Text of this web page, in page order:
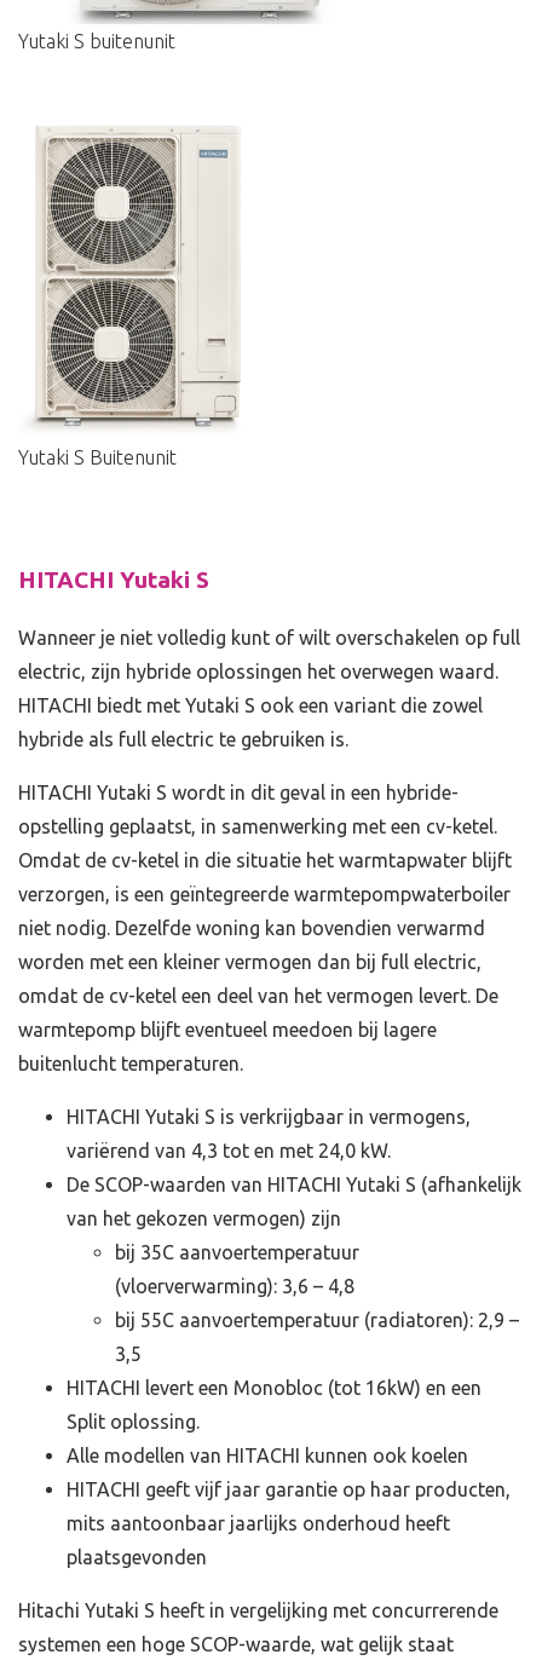
Yutaki S buitenunit
Yutaki S Buitenunit
HITACHI Yutaki S
Wanneer je niet volledig kunt of wilt overschakelen op full
electric, zijn hybride oplossingen het overwegen waard.
HITACHI biedt met Yutaki S ook een variant die zowel
hybride als full electric te gebruiken is.
HITACHI Yutaki S wordt in dit geval in een hybride-
opstelling geplaatst, in samenwerking met een cv-ketel.
Omdat de cv-ketel in die situatie het warmtapwater blijft
verzorgen, is een geïntegreerde warmtepompwaterboiler
niet nodig. Dezelfde woning kan bovendien verwarmd
worden met een kleiner vermogen dan bij full electric,
omdat de cv-ketel een deel van het vermogen levert. De
warmtepomp blijft eventueel meedoen bij lagere
buitenlucht temperaturen.
HITACHI Yutaki S is verkrijgbaar in vermogens,
variërend van 4,3 tot en met 24,0 kW.
De SCOP-waarden van HITACHI Yutaki S (afhankelijk
van het gekozen vermogen) zijn
bij 35C aanvoertemperatuur
(vloerverwarming): 3,6 – 4,8
bij 55C aanvoertemperatuur (radiatoren): 2,9 –
3,5
HITACHI levert een Monobloc (tot 16kW) en een
Split oplossing.
Alle modellen van HITACHI kunnen ook koelen
HITACHI geeft vijf jaar garantie op haar producten,
mits aantoonbaar jaarlijks onderhoud heeft
plaatsgevonden
Hitachi Yutaki S heeft in vergelijking met concurrerende
systemen een hoge SCOP-waarde, wat gelijk staat